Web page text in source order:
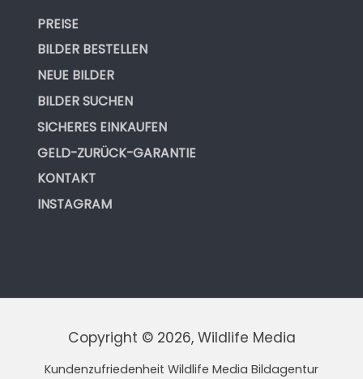
PREISE
BILDER BESTELLEN
NEUE BILDER
BILDER SUCHEN
SICHERES EINKAUFEN
GELD-ZURÜCK-GARANTIE
KONTAKT
INSTAGRAM
Copyright © 2026, Wildlife Media
Kundenzufriedenheit Wildlife Media Bildagentur